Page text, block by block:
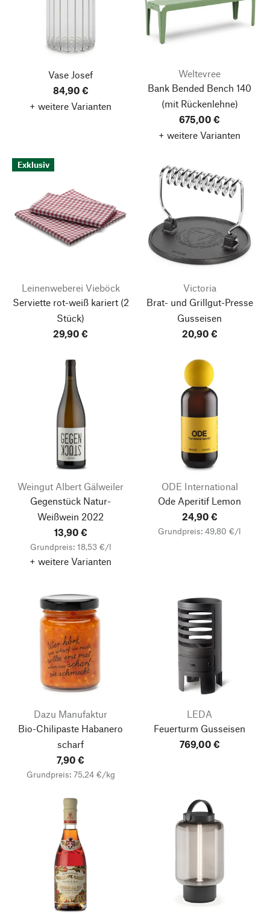
Vase Josef
84,90 €
+ weitere Varianten
Weltevree
Bank Bended Bench 140
(mit Rückenlehne)
675,00 €
+ weitere Varianten
Exklusiv
Leinenweberei Vieböck
Serviette rot-weiß kariert(2
Stück)
29,90 €
Victoria
Brat- und Grillgut-Presse
Gusseisen
20,90 €
Weingut Albert Gälweiler
Gegenstück Natur-
Weißwein 2022
13,90 €
Grundpreis: 18,53 €/l
+ weitere Varianten
ODE International
Ode Aperitif Lemon
24,90 €
Grundpreis: 49,80 €/l
Dazu Manufaktur
Bio-Chilipaste Habanero
scharf
7,90 €
Grundpreis: 75,24 €/kg
LEDA
Feuerturm Gusseisen
769,00 €